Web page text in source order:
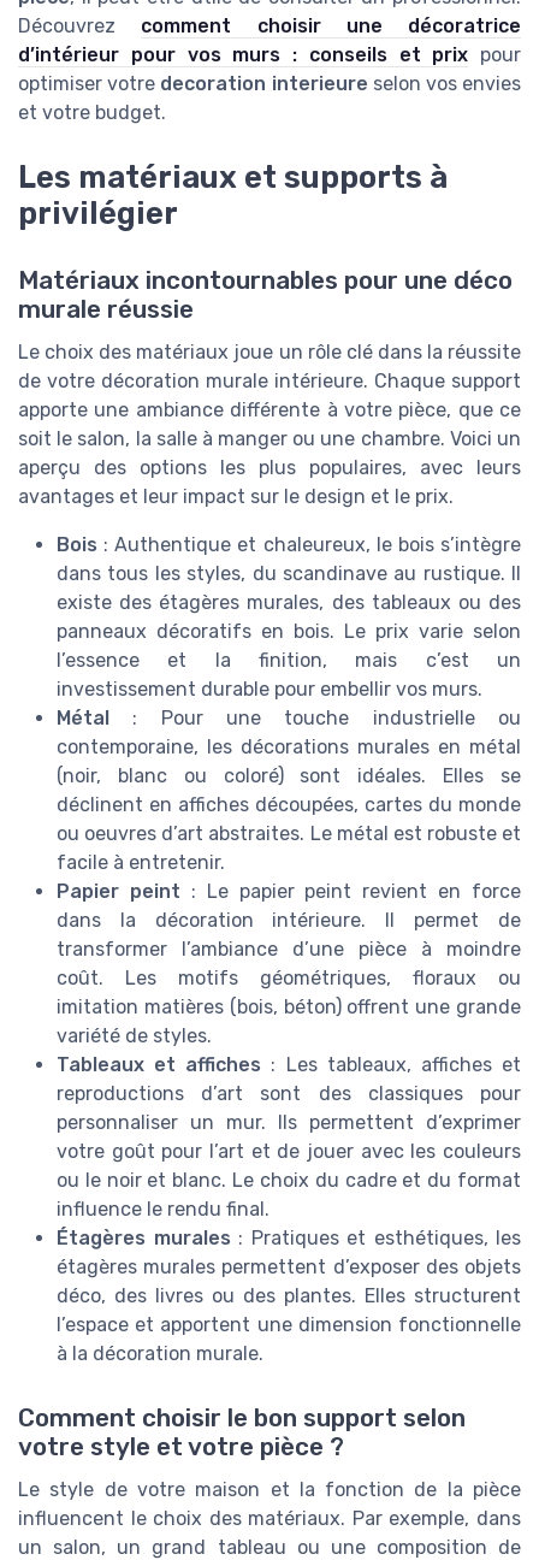
Découvrez comment choisir une décoratrice
d’intérieur pour vos murs : conseils et prix pour
optimiser votre decoration interieure selon vos envies
et votre budget.
Les matériaux et supports à
privilégier
Matériaux incontournables pour une déco
murale réussie
Le choix des matériaux joue un rôle clé dans la réussite
de votre décoration murale intérieure. Chaque support
apporte une ambiance différente à votre pièce, que ce
soit le salon, la salle à manger ou une chambre. Voici un
aperçu des options les plus populaires, avec leurs
avantages et leur impact sur le design et le prix.
Bois : Authentique et chaleureux, le bois s’intègre
dans tous les styles, du scandinave au rustique. Il
existe des étagères murales, des tableaux ou des
panneaux décoratifs en bois. Le prix varie selon
l’essence et la finition, mais c’est un
investissement durable pour embellir vos murs.
Métal : Pour une touche industrielle ou
contemporaine, les décorations murales en métal
(noir, blanc ou coloré) sont idéales. Elles se
déclinent en affiches découpées, cartes du monde
ou oeuvres d’art abstraites. Le métal est robuste et
facile à entretenir.
Papier peint : Le papier peint revient en force
dans la décoration intérieure. Il permet de
transformer l’ambiance d’une pièce à moindre
coût. Les motifs géométriques, floraux ou
imitation matières (bois, béton) offrent une grande
variété de styles.
Tableaux et affiches : Les tableaux, affiches et
reproductions d’art sont des classiques pour
personnaliser un mur. Ils permettent d’exprimer
votre goût pour l’art et de jouer avec les couleurs
ou le noir et blanc. Le choix du cadre et du format
influence le rendu final.
Étagères murales : Pratiques et esthétiques, les
étagères murales permettent d’exposer des objets
déco, des livres ou des plantes. Elles structurent
l’espace et apportent une dimension fonctionnelle
à la décoration murale.
Comment choisir le bon support selon
votre style et votre pièce ?
Le style de votre maison et la fonction de la pièce
influencent le choix des matériaux. Par exemple, dans
un salon, un grand tableau ou une composition de